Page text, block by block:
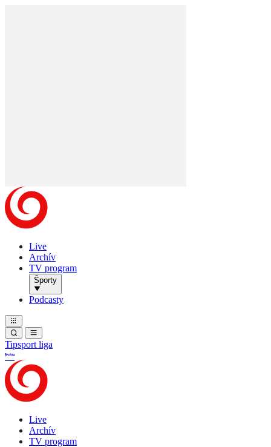
Live
Archív
TV program
Športy
Podcasty
Tipsport liga
Live
Archív
TV program